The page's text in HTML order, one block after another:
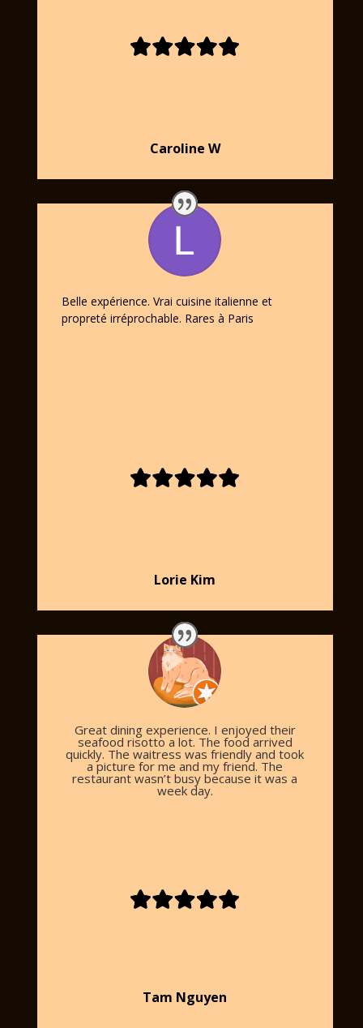
Caroline W
Belle expérience. Vrai cuisine italienne et
propreté irréprochable. Rares à Paris
Lorie Kim
Great dining experience. I enjoyed their
seafood risotto a lot. The food arrived
quickly. The waitress was friendly and took
a picture for me and my friend. The
restaurant wasn’t busy because it was a
week day.
Tam Nguyen